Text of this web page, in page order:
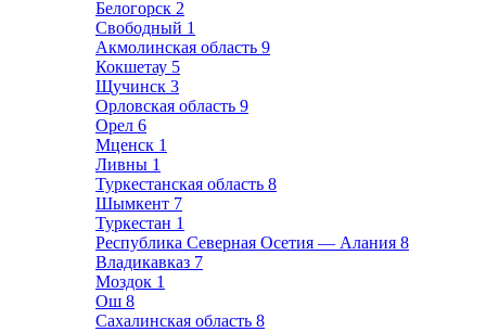
Белогорск 2
Свободный 1
Акмолинская область 9
Кокшетау 5
Щучинск 3
Орловская область 9
Орел 6
Мценск 1
Ливны 1
Туркестанская область 8
Шымкент 7
Туркестан 1
Республика Северная Осетия — Алания 8
Владикавказ 7
Моздок 1
Ош 8
Сахалинская область 8